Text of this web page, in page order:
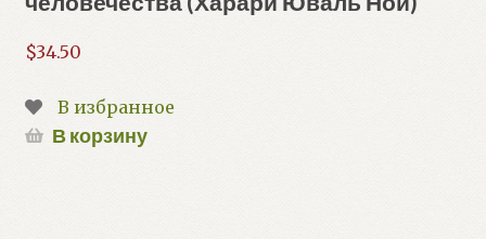
$34.50
В избранное
В корзину